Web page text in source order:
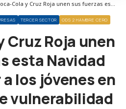
Corresponsables > Noticias > Coca-Cola y Cruz Roja unen sus fuerzas esta Navidad para ayudar a los jóvenes en situación de vulnerabilidad
TERCER SECTOR ODS 2 HAMBRE CERO
Cruz Roja unen
esta Navidad
los jóvenes en
vulnerabilidad